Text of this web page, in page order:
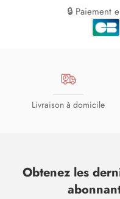
🔒 Paiement
Livraison à domicile
Obtenez les